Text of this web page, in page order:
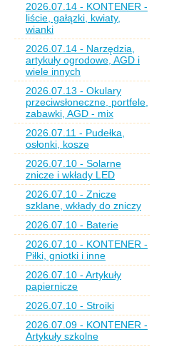
2026.07.14 - KONTENER -
liście, gałązki, kwiaty,
wianki
2026.07.14 - Narzędzia,
artykuły ogrodowe, AGD i
wiele innych
2026.07.13 - Okulary
przeciwsłoneczne, portfele,
zabawki, AGD - mix
2026.07.11 - Pudełka,
osłonki, kosze
2026.07.10 - Solarne
znicze i wkłady LED
2026.07.10 - Znicze
szklane, wkłady do zniczy
2026.07.10 - Baterie
2026.07.10 - KONTENER -
Piłki, gniotki i inne
2026.07.10 - Artykuły
papiernicze
2026.07.10 - Stroiki
2026.07.09 - KONTENER -
Artykuły szkolne